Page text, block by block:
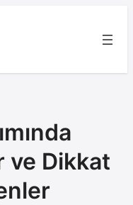
ve Dikkat